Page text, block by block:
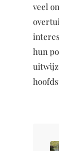
veel
hun